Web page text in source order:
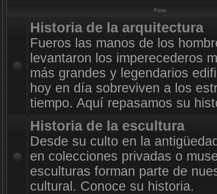
Foro
Historia de la arquitectura
Fueros las manos de los
levantaron los imperecederos
más grandes y legendarios
hoy en día sobreviven a los
tiempo. Aquí repasamos su
Historia de la escultura
Desde su culto en la
en colecciones privadas o
esculturas forman parte de
cultural. Conoce su historia.